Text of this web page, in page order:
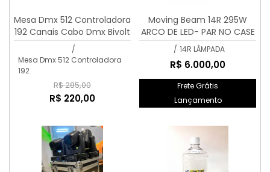
Mesa Dmx 512 Controladora
192 Canais Cabo Dmx Bivolt
/
Mesa Dmx 512 Controladora
192
R$ 285,00
R$ 220,00
Moving Beam 14R 295W
ARCO DE LED- PAR NO CASE
/ 14R LÂMPADA
R$ 6.000,00
Frete Grátis
Lançamento